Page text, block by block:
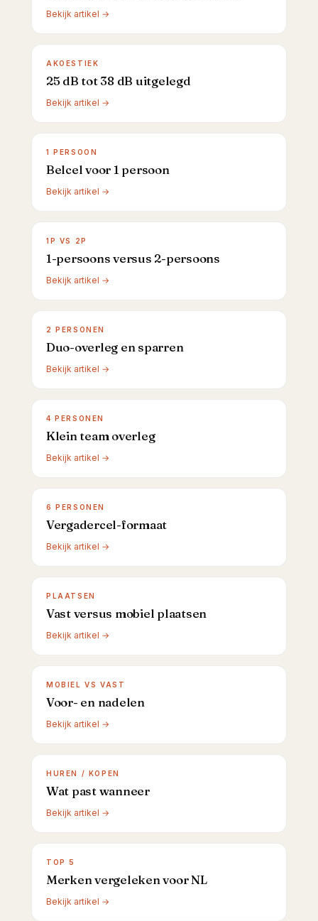
Bekijk artikel →
AKOESTIEK
25 dB tot 38 dB uitgelegd
Bekijk artikel →
1 PERSOON
Belcel voor 1 persoon
Bekijk artikel →
1P VS 2P
1-persoons versus 2-persoons
Bekijk artikel →
2 PERSONEN
Duo-overleg en sparren
Bekijk artikel →
4 PERSONEN
Klein team overleg
Bekijk artikel →
6 PERSONEN
Vergadercel-formaat
Bekijk artikel →
PLAATSEN
Vast versus mobiel plaatsen
Bekijk artikel →
MOBIEL VS VAST
Voor- en nadelen
Bekijk artikel →
HUREN / KOPEN
Wat past wanneer
Bekijk artikel →
TOP 5
Merken vergeleken voor NL
Bekijk artikel →